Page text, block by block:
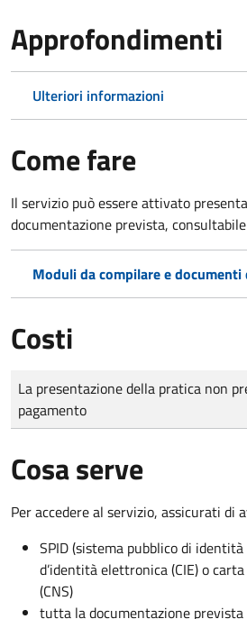
Approfondimenti
Ulteriori informazioni
Come fare
Il servizio può essere attivato
documentazione prevista,
Moduli da compilare e documenti
Costi
Tipo di pagamento
Importo
La presentazione della pratica non
pagamento
Cosa serve
Per accedere al servizio, assicurati di
SPID (sistema pubblico di
d’identità elettronica (CIE) o
(CNS)
tutta la documentazione